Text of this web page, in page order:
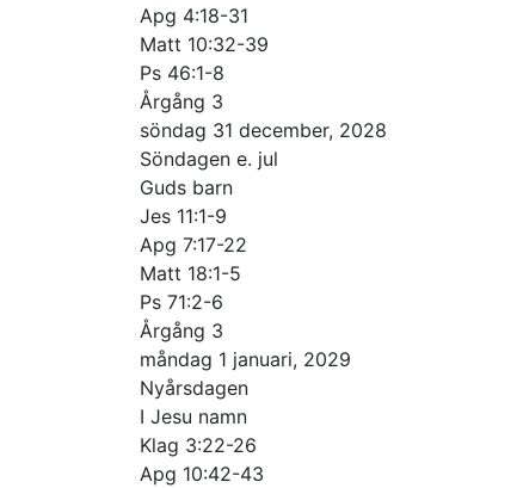
Apg 4:18-31
Matt 10:32-39
Ps 46:1-8
Årgång 3
söndag 31 december, 2028
Söndagen e. jul
Guds barn
Jes 11:1-9
Apg 7:17-22
Matt 18:1-5
Ps 71:2-6
Årgång 3
måndag 1 januari, 2029
Nyårsdagen
I Jesu namn
Klag 3:22-26
Apg 10:42-43